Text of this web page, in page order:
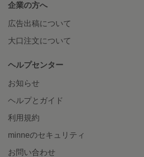
企業の方へ
広告出稿について
大口注文について
ヘルプセンター
お知らせ
ヘルプとガイド
利用規約
minneのセキュリティ
お問い合わせ